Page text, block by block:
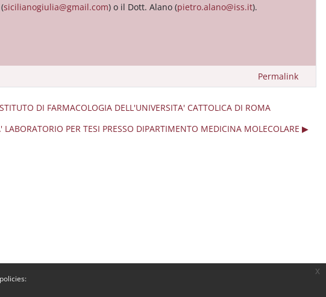
x
sicilianogiulia@gmail.com) o il Dott. Alano (pietro.alano@iss.it).
Permalink
DI FARMACOLOGIA DELL'UNIVERSITA' CATTOLICA DI ROMA
LABORATORIO PER TESI PRESSO DIPARTIMENTO MEDICINA MOLECOLARE ▶︎